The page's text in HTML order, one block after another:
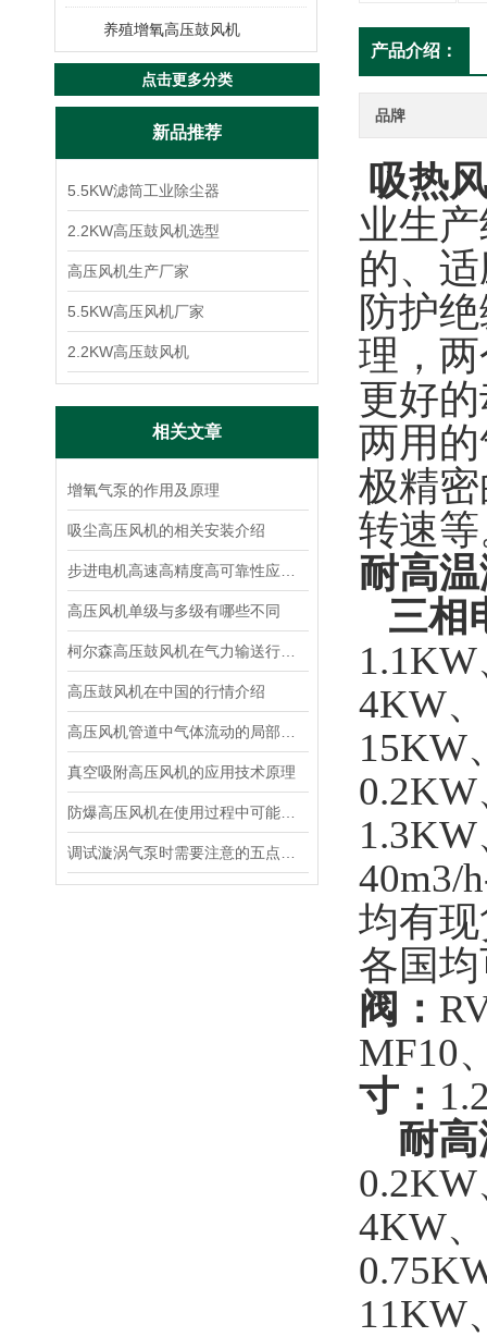
养殖增氧高压鼓风机
点击更多分类
新品推荐
5.5KW滤筒工业除尘器
2.2KW高压鼓风机选型
高压风机生产厂家
5.5KW高压风机厂家
2.2KW高压鼓风机
相关文章
增氧气泵的作用及原理
吸尘高压风机的相关安装介绍
高压风机单级与多级有哪些不同
高压鼓风机在中国的行情介绍
真空吸附高压风机的应用技术原理
产品介绍：
品牌
吸热
业生
的、
防护
理，
更好
两用
极精
转速
耐高
三相
4KW
15KW
40m3/
均有
各国
阀：
MF10
寸：
耐高
4KW
11KW